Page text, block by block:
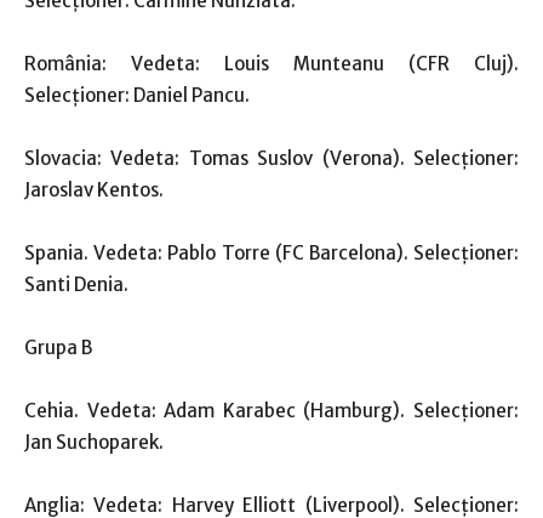
România: Vedeta: Louis Munteanu (CFR Cluj).
Selecţioner: Daniel Pancu.
Slovacia: Vedeta: Tomas Suslov (Verona). Selecţioner:
Jaroslav Kentos.
Spania. Vedeta: Pablo Torre (FC Barcelona). Selecţioner:
Santi Denia.
Grupa B
Cehia. Vedeta: Adam Karabec (Hamburg). Selecţioner:
Jan Suchoparek.
Anglia: Vedeta: Harvey Elliott (Liverpool). Selecţioner: